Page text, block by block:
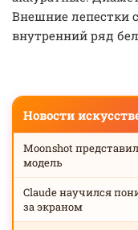
Внешние лепестки
внутренний ряд
Новости
Moonshot
модель
Claude научился
за экраном